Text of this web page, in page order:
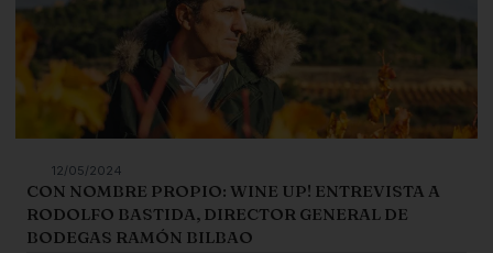
12/05/2024
CON NOMBRE PROPIO: WINE UP! ENTREVISTA A
RODOLFO BASTIDA, DIRECTOR GENERAL DE
BODEGAS RAMÓN BILBAO